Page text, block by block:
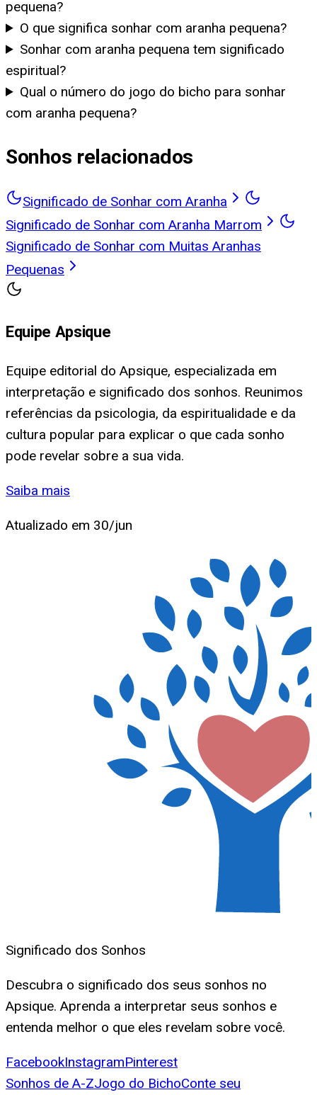
pequena?
O que significa sonhar com aranha pequena?
Sonhar com aranha pequena tem significado
espiritual?
Qual o número do jogo do bicho para sonhar
com aranha pequena?
Sonhos relacionados
Significado de Sonhar com Aranha
Significado de Sonhar com Aranha Marrom
Significado de Sonhar com Muitas Aranhas
Pequenas
Equipe Apsique
Equipe editorial do Apsique, especializada em
interpretação e significado dos sonhos. Reunimos
referências da psicologia, da espiritualidade e da
cultura popular para explicar o que cada sonho
pode revelar sobre a sua vida.
Saiba mais
Atualizado em 30/jun
Significado dos Sonhos
Descubra o significado dos seus sonhos no
Apsique. Aprenda a interpretar seus sonhos e
entenda melhor o que eles revelam sobre você.
FacebookInstagramPinterest
Sonhos de A-ZJogo do BichoConte seu